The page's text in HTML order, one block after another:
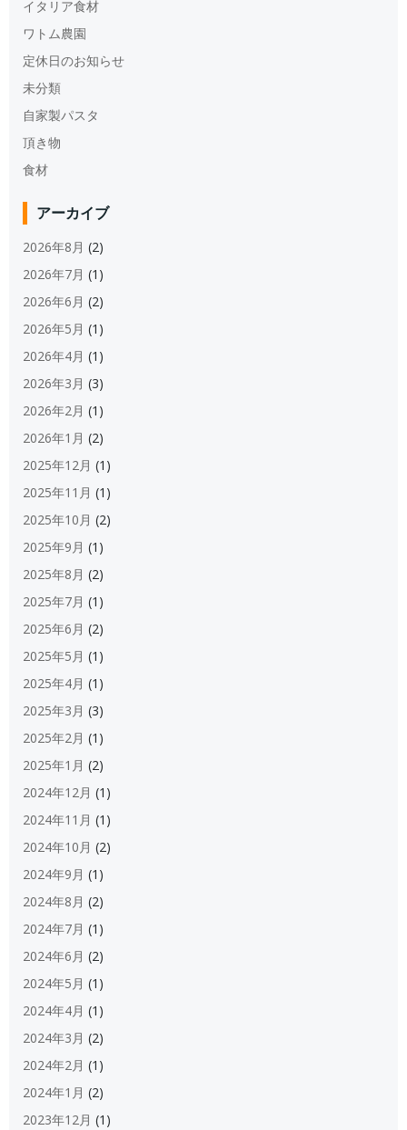
イタリア食材
ワトム農園
定休日のお知らせ
未分類
自家製パスタ
頂き物
食材
アーカイブ
2026年8月 (2)
2026年7月 (1)
2026年6月 (2)
2026年5月 (1)
2026年4月 (1)
2026年3月 (3)
2026年2月 (1)
2026年1月 (2)
2025年12月 (1)
2025年11月 (1)
2025年10月 (2)
2025年9月 (1)
2025年8月 (2)
2025年7月 (1)
2025年6月 (2)
2025年5月 (1)
2025年4月 (1)
2025年3月 (3)
2025年2月 (1)
2025年1月 (2)
2024年12月 (1)
2024年11月 (1)
2024年10月 (2)
2024年9月 (1)
2024年8月 (2)
2024年7月 (1)
2024年6月 (2)
2024年5月 (1)
2024年4月 (1)
2024年3月 (2)
2024年2月 (1)
2024年1月 (2)
2023年12月 (1)